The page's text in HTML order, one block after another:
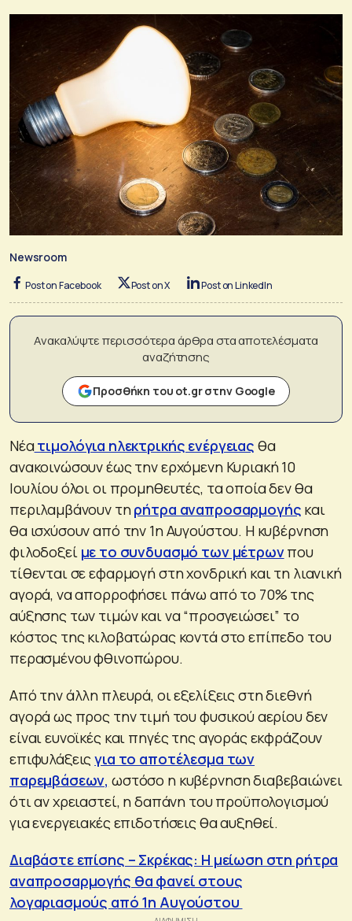
Newsroom
Post on Facebook Post on X Post on LinkedIn
Ανακαλύψτε περισσότερα άρθρα στα αποτελέσματα
αναζήτησης
Προσθήκη του ot.gr στην Google
Νέατιμολόγια ηλεκτρικής ενέργειας θα
ανακοινώσουν έως την ερχόμενη Κυριακή 10
Ιουλίου όλοι οι προμηθευτές, τα οποία δεν θα
περιλαμβάνουν τηρήτρα αναπροσαρμογής και
θα ισχύσουν από την 1η Αυγούστου. Η κυβέρνηση
φιλοδοξεί με το συνδυασμό των μέτρωνπου
τίθενται σε εφαρμογή στη χονδρική και τη λιανική
αγορά, να απορροφήσει πάνω από το 70% της
αύξησης των τιμών και να “προσγειώσει” το
κόστος της κιλοβατώρας κοντά στο επίπεδο του
περασμένου φθινοπώρου.
Από την άλλη πλευρά, οι εξελίξεις στη διεθνή
αγορά ως προς την τιμή του φυσικού αερίου δεν
είναι ευνοϊκές και πηγές της αγοράς εκφράζουν
επιφυλάξειςγια το αποτέλεσμα των
παρεμβάσεων, ωστόσο η κυβέρνηση διαβεβαιώνει
ότι αν χρειαστεί, η δαπάνη του προϋπολογισμού
για ενεργειακές επιδοτήσεις θα αυξηθεί.
Διαβάστε επίσης – Σκρέκας: Η μείωση στη ρήτρα
αναπροσαρμογής θα φανεί στους
λογαριασμούς από 1η Αυγούστου ​​​​​​